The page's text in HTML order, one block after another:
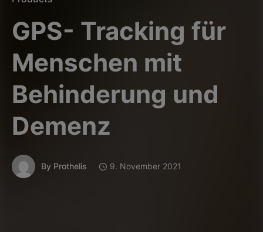
GPS- Tracking für
Menschen mit
Behinderung und
Demenz
By Prothelis 9. November 2021